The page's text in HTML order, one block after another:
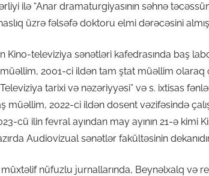
ilə “Anar dramaturgiyasının səhnə
üzrə fəlsəfə doktoru elmi dərəcəsini
Kino-televiziya sənətləri kafedrasında baş
2001-ci ildən tam ştat müəllim olaraq
tarixi və nəzəriyyəsi” və s. ixtisas
müəllim, 2022-ci ildən dosent vəzifəsində
cü ilin fevral ayından may ayının 21-ə kimi
Audiovizual sənətlər fakültəsinin
nüfuzlu jurnallarında, Beynəlxalq və